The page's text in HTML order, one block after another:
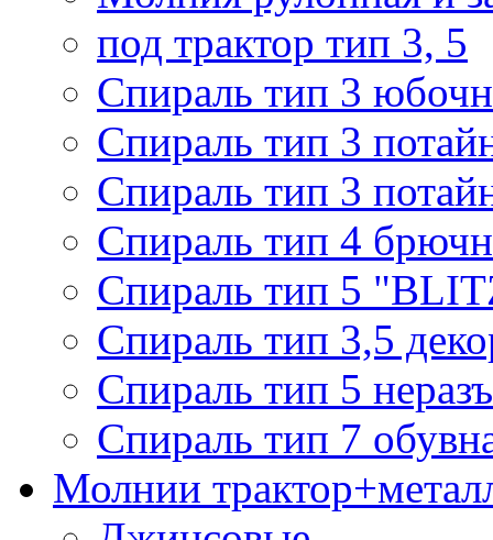
под трактор тип 3, 5
Спираль тип 3
Спираль тип 3
Спираль тип 3
Спираль тип 4
Спираль тип 5
Спираль тип 3,5
Спираль тип 5
Спираль тип 7
Молнии